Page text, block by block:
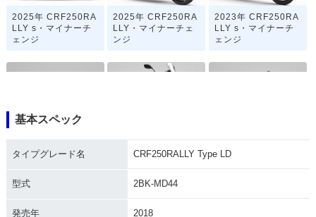
2025年 CRF250RA
LLY s・マイナーチ
ェンジ
2025年 CRF250RA
LLY・マイナーチェ
ンジ
2023年 CRF250RA
LLY s・マイナーチ
ェンジ
LLY・マイナーチェ
LLY s・フルモデル
LLY・フルモデルチ
基本スペック
タイプグレード名 CRF250RALLY Type LD
型式 2BK-MD44
発売年 2018